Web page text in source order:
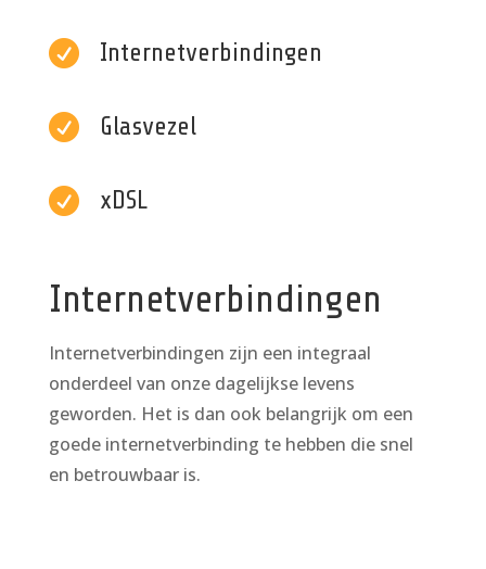
 Internetverbindingen
 Glasvezel
 xDSL
Internetverbindingen
Internetverbindingen zijn een integraal
onderdeel van onze dagelijkse levens
geworden. Het is dan ook belangrijk om een
goede internetverbinding te hebben die snel
en betrouwbaar is.